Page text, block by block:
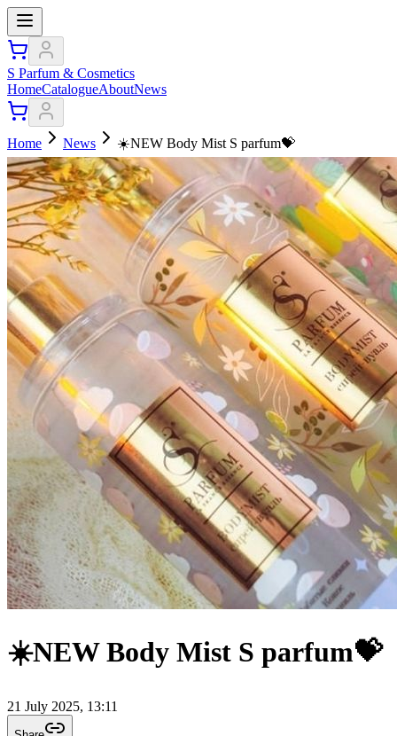
S Parfum & Cosmetics
HomeCatalogueAboutNews
Home News ☀️NEW Body Mist S parfum💝
☀️NEW Body Mist S parfum💝
21 July 2025, 13:11